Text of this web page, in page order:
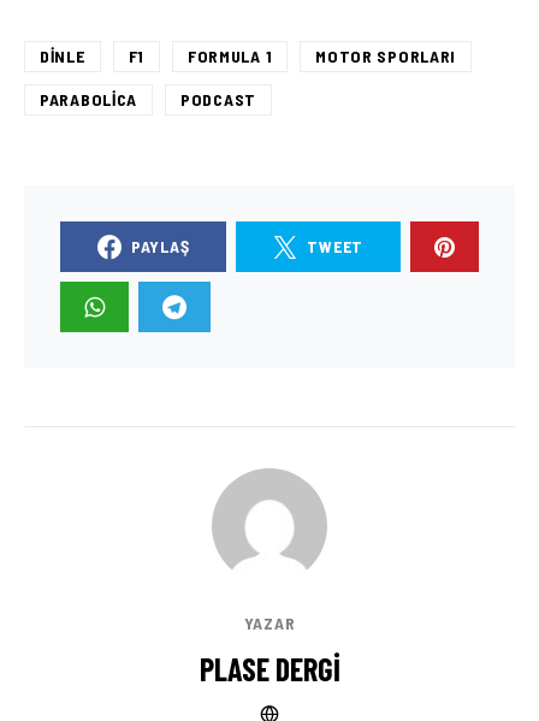
DINLE F1 FORMULA 1 MOTOR SPORLARI
PARABOLICA PODCAST
PAYLAŞ TWEET
YAZAR
PLASE DERGI